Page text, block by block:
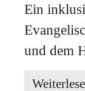
Ein
und dem